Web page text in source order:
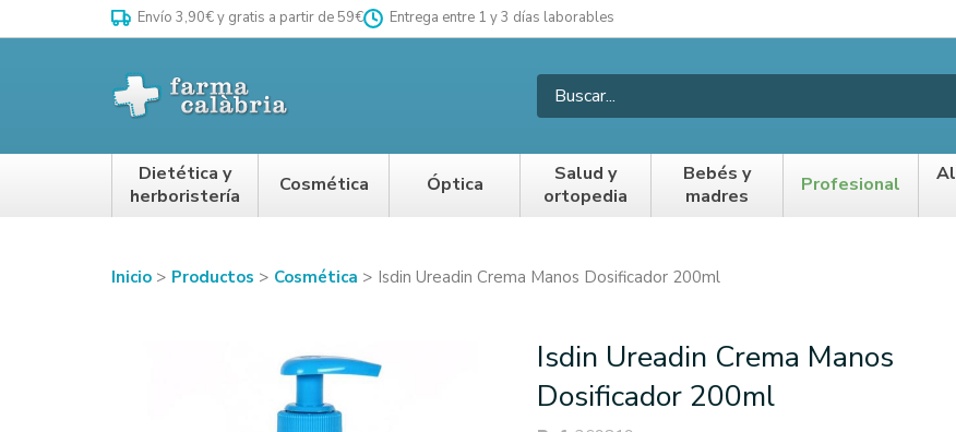
Envío 3,90€ y gratis a partir de 59€ Entrega entre 1 y 3 días laborables
Dietética y
herboristería
Cosmética Óptica
Salud y
ortopedia
Bebés y
madres
Profesional
Inicio Productos Cosmética Isdin Ureadin Crema Manos Dosificador 200ml
Isdin Ureadin Crema Manos
Dosificador 200ml